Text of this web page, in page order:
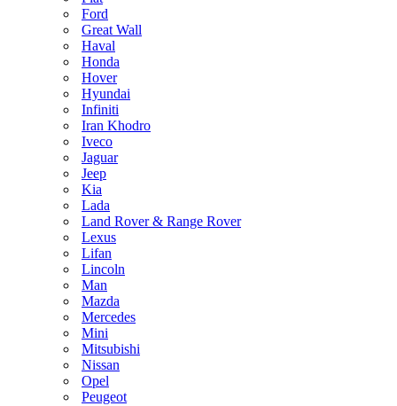
Ford
Great Wall
Haval
Honda
Hover
Hyundai
Infiniti
Iran Khodro
Iveco
Jaguar
Jeep
Kia
Lada
Land Rover & Range Rover
Lexus
Lifan
Lincoln
Man
Mazda
Mercedes
Mini
Mitsubishi
Nissan
Opel
Peugeot